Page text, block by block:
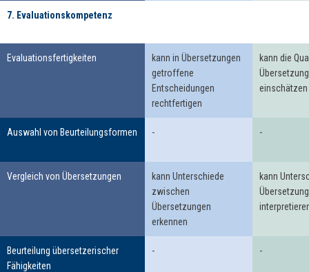
7. Evaluationskompetenz
Evaluationsfertigkeiten
kann in Übersetzungen
getroffene
Entscheidungen
rechtfertigen
kann die
einschätzen
Auswahl von Beurteilungsformen - -
Vergleich von Übersetzungen
kann Unterschiede
zwischen
Übersetzungen
erkennen
kann
Beurteilung übersetzerischer
Fähigkeiten
- -
Evaluationskompetenz